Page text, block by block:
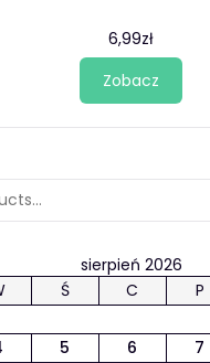
6,99zł
Zobacz
sierpień 2026
Ś C P
5 6 7